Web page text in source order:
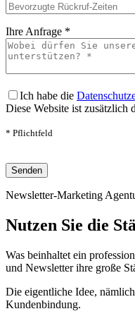
Ihre Anfrage *
Ich habe die
Diese Website ist zusätzlich
* Pflichtfeld
Newsletter-Marketing
Nutzen Sie die
Was beinhaltet ein
und Newsletter ihre große
Die eigentliche Idee,
Kundenbindung.